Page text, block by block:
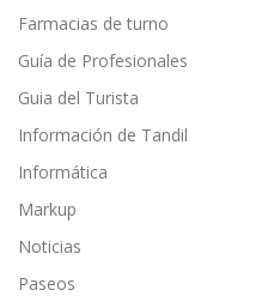
Farmacias de turno
Guía de Profesionales
Guia del Turista
Información de Tandil
Informática
Markup
Noticias
Paseos